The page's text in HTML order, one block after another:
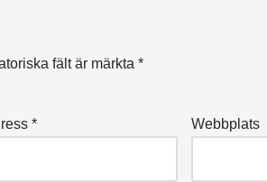
fält är märkta *
* Webbplats